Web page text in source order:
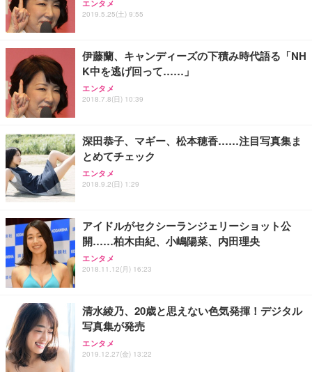
ワーク チェア 強化バックレスト 30度ロッキング機
能 人間工学 椅子 腰サポート 90度跳ね上げ式アーム
務用 おしゃれ パソコンチェア (ホワイト)
ANDWINT オフィスチェア デスクチェア 肘なし メ
ッシュ 通気性 ランバーサポート付き 腰サポート ガ
ス圧無段階昇降 360度回転 キャスター付き コンパク
ー フルHD（1920×1080）VA 非光沢 HDMI/DisplayP
ort/VGA スピーカー内蔵 高さ調整 スイベル VESA対
【MiniLED/24.5inch/280Hz/FHD】GRAPHT THE S
HOOTER Gaming Monitor 24” Essential ゲーミン
グモニター QD 24.5インチ 1ms FHD 量子ドット 残
限定】 Smart Basic アイリスオーヤマ ペットシーツ
超厚型 お徳用 ワイド 100枚入 (x 1) (ケース販売)
アイリスオーヤマ ペットシーツ 超厚型 お徳用 レギ
ュラー 200枚入【Amazon.co.jp限定】
エンタメ
2019.5.25(土) 9:55
伊藤蘭、キャンディーズの下積み時代語る「NH
K中を逃げ回って……」
エンタメ
2018.7.8(日) 10:39
深田恭子、マギー、松本穂香……注目写真集ま
とめてチェック
エンタメ
2018.9.2(日) 1:29
アイドルがセクシーランジェリーショット公
開……柏木由紀、小嶋陽菜、内田理央
エンタメ
2018.11.12(月) 16:23
清水綾乃、20歳と思えない色気発揮！デジタル
写真集が発売
エンタメ
2019.12.27(金) 13:22